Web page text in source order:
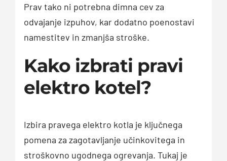
Prav tako ni potrebna dimna cev za
odvajanje izpuhov, kar dodatno poenostavi
namestitev in zmanjša stroške.
Kako izbrati pravi
elektro kotel?
Izbira pravega elektro kotla je ključnega
pomena za zagotavljanje učinkovitega in
stroškovno ugodnega ogrevanja. Tukaj je